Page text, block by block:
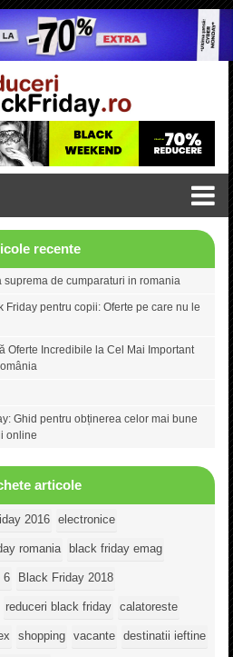
recente
suprema de cumparaturi in romania
Friday pentru copii: Oferte pe care nu le
Oferte Incredibile la Cel Mai Important
Ghid pentru obținerea celor mai bune
online
articole
2016 electronice
romania black friday emag
6 Black Friday 2018
reduceri black friday calatoreste
shopping vacante destinatii ieftine